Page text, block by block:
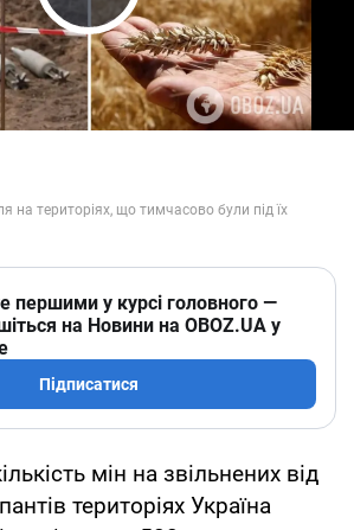
Play Video
першими у курсі головного —
на Новини на OBOZ.UA у
Підписатися
мін на звільнених від
територіях Україна